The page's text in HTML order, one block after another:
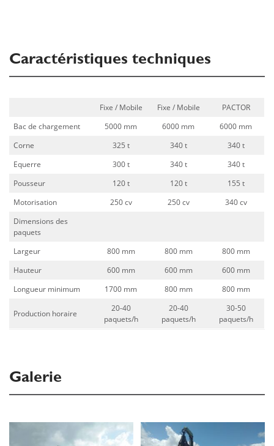
Caractéristiques techniques
Fixe / Mobile Fixe / Mobile
PACTOR
Bac de chargement
5000 mm 6000 mm
6000 mm
Corne
325 t 340 t
340 t
Equerre
300 t 340 t
340 t
Pousseur
120 t 120 t
155 t
Motorisation
250 cv 250 cv
340 cv
Dimensions des
paquets
Largeur
800 mm 800 mm
800 mm
Hauteur
600 mm 600 mm
600 mm
Longueur minimum
1700 mm 800 mm 800 mm
Production horaire
20-40
paquets/h
20-40
paquets/h
30-50
paquets/h
Galerie